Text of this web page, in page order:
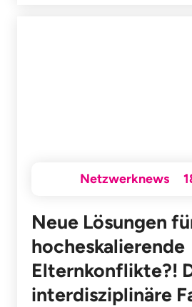
Netzwerknews
Neue Lösungen
hocheskalierende
Elternkonflikte?!
interdisziplinäre